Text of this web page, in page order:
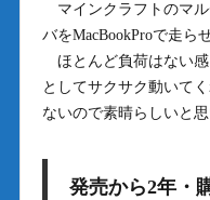
マインクラフトのマ
バをMacBookProで走ら
ほとんど負荷はない
としてサクサク動いて
ないので素晴らしいと思
発売から2年・